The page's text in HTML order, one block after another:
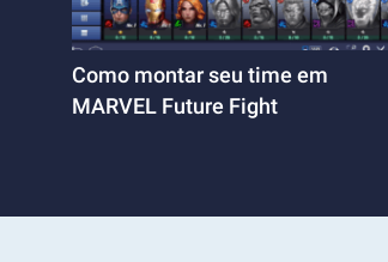
Como montar seu time em
MARVEL Future Fight